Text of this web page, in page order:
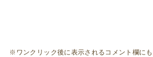
※ワンクリック後に表示されるコメント欄にも